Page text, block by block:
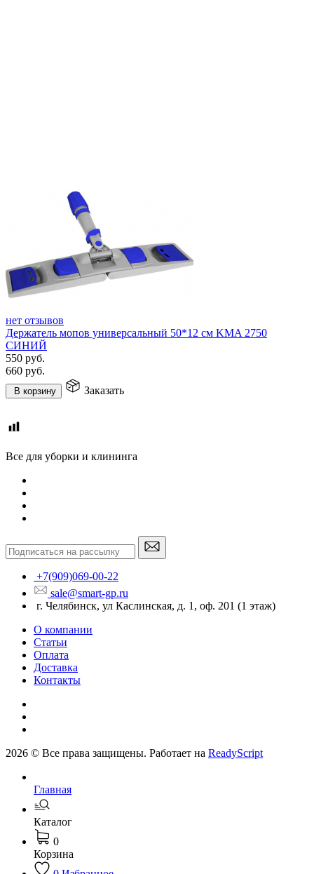
нет отзывов
Держатель мопов универсальный 50*12 см KMA 2750
СИНИЙ
550 руб.
660 руб.
В корзину Заказать
Все для уборки и клининга
+7(909)069-00-22
sale@smart-gp.ru
г. Челябинск, ул Каслинская, д. 1, оф. 201 (1 этаж)
О компании
Статьи
Оплата
Доставка
Контакты
2026 © Все права защищены. Работает на ReadyScript
Главная
Каталог
0
Корзина